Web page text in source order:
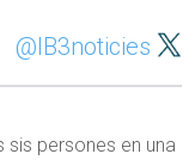
@IB3noticies
sis persones en una